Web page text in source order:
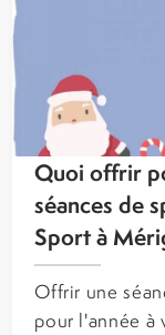
Quoi offrir
séances de
Sport à
Offrir une
pour l'année à